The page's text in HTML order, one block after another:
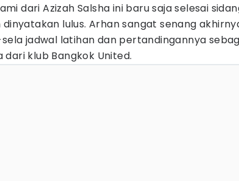
dari Azizah Salsha ini baru saja selesai
dinyatakan lulus. Arhan sangat senang
sela jadwal latihan dan pertandingannya
dari klub Bangkok United.